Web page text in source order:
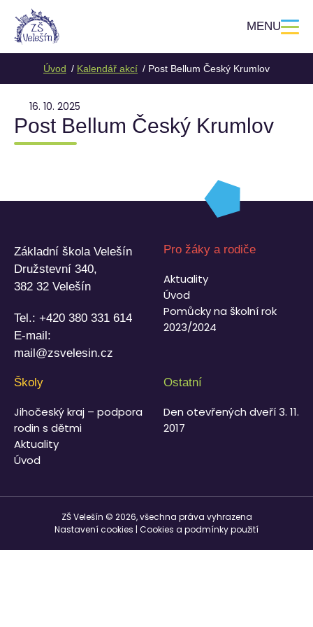
MENU
Úvod Kalendář akcí Post Bellum Český Krumlov
16. 10. 2025
Post Bellum Český Krumlov
Základní škola Velešín
Družstevní 340,
382 32 Velešín
Tel.: +420 380 331 614
E-mail:
mail@zsvelesin.cz
Pro žáky a rodiče
Aktuality
Úvod
Pomůcky na školní rok
2023/2024
Školy
Jihočeský kraj – podpora
rodin s dětmi
Aktuality
Úvod
Ostatní
Den otevřených dveří 3. 11.
2017
ZŠ Velešín © 2026, všechna práva vyhrazena
Nastavení cookies Cookies a podmínky použití